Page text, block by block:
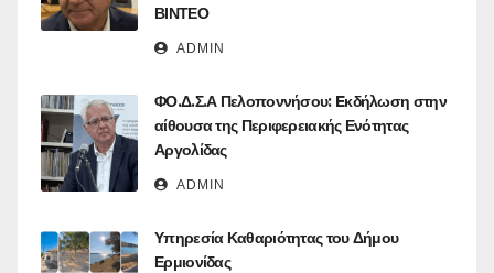
ΒΙΝΤΕΟ
ADMIN
ΦΟ.Δ.Σ.Α Πελοποννήσου: Eκδήλωση στην
αίθουσα της Περιφερειακής Ενότητας
Αργολίδας
ADMIN
Υπηρεσία Καθαριότητας του Δήμου
Ερμιονίδας